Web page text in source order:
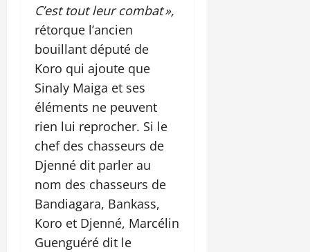
C’est tout leur combat »,
rétorque l’ancien
bouillant député de
Koro qui ajoute que
Sinaly Maiga et ses
éléments ne peuvent
rien lui reprocher. Si le
chef des chasseurs de
Djenné dit parler au
nom des chasseurs de
Bandiagara, Bankass,
Koro et Djenné, Marcélin
Guenguéré dit le